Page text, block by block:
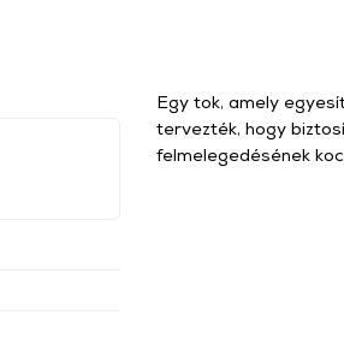
Egy tok, amely
tervezték, hogy
felmelegedésének